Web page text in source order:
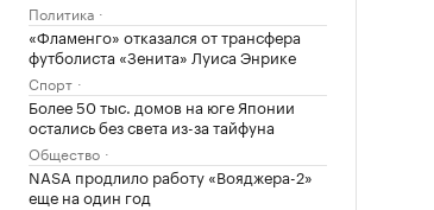
Политика
«Фламенго» отказался от трансфера
футболиста «Зенита» Луиса Энрике
Спорт
Более 50 тыс. домов на юге Японии
остались без света из-за тайфуна
Общество
NASA продлило работу «Вояджера-2»
еще на один год